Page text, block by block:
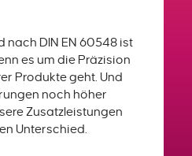
nach DIN EN 60548 ist
es um die Präzision
Produkte geht. Und
noch höher
Zusatzleistungen
Unterschied.